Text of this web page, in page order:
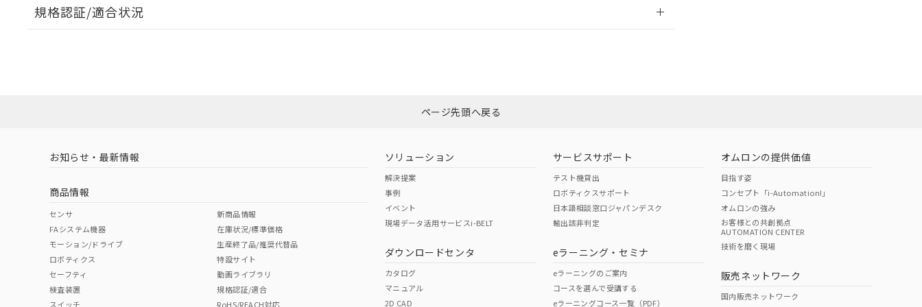
EU RoHS 注意事項・凡例
ダウンロードはこちら
中国 RoHS 注意事項・凡例
中国 RoHS表
Pb Hg Cr(VI)
O O
規格認証/適合状況
（イギリス
（ノルウェー
（日本
（アメリカ
この製品の規格認証/適合状況ページへ
その他の認証はこちらのページからご検索ください
ページ先頭へ戻る
お知らせ・最新情報
商品情報
センサ
FAシステム機器
モーション/ドライブ
ロボティクス
セーフティ
検査装置
スイッチ
新商品情報
在庫状況/標準価格
生産終了品/推奨代替品
特設サイト
動画ライブラリ
規格認証/適合
RoHS/REACH対応
ソリューション
解決提案
事例
イベント
現場データ活用サービスi-BELT
ダウンロードセンタ
カタログ
マニュアル
2D CAD
サービスサポート
テスト機貸出
ロボティクスサポート
日本語相談窓口ジャパンデスク
輸出該非判定
eラーニング・セミナ
eラーニングのご案内
コースを選んで受講する
eラーニングコース一覧（PDF）
オムロンの提供価値
目指す姿
コンセプト「i-Automation!」
オムロンの強み
お客様との共創拠点
AUTOMATION CENTER
技術を磨く現場
販売ネットワーク
国内販売ネットワーク